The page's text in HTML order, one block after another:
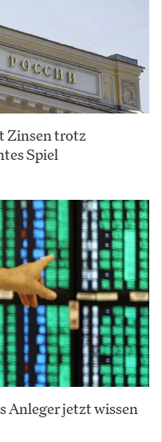
Zinsen trotz
Spiel
Anleger jetzt wissen